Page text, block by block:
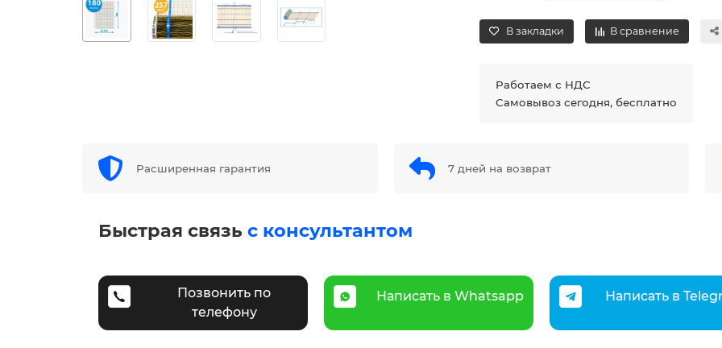
В закладки В сравнение
Работаем с НДС
Самовывоз сегодня, бесплатно
Расширенная гарантия 7 дней на возврат
Быстрая связь с консультантом
Позвонить по
телефону
Написать в Whatsapp Написать в